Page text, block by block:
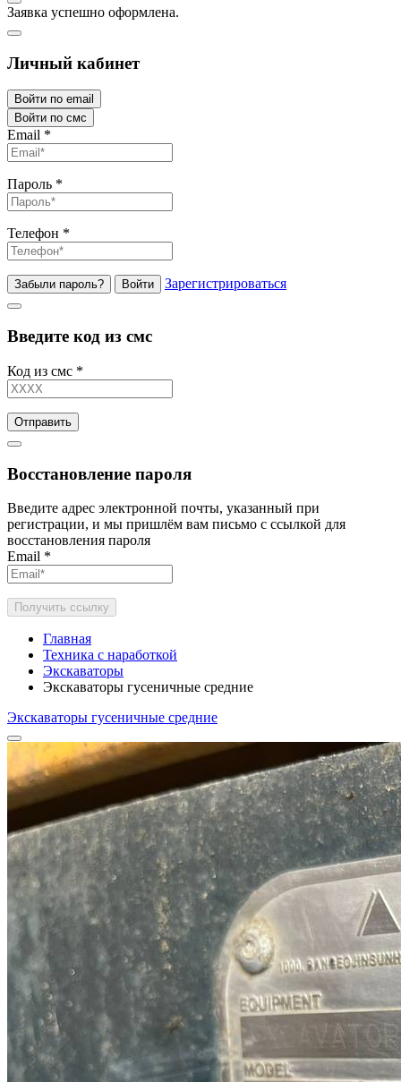
Заявка успешно оформлена.
Личный кабинет
Войти по email
Войти по смс
Email *
Пароль *
Телефон *
Забыли пароль? Войти Зарегистрироваться
Введите код из смс
Код из смс *
Отправить
Восстановление пароля
Введите адрес электронной почты, указанный при
регистрации, и мы пришлём вам письмо с ссылкой для
восстановления пароля
Email *
Получить ссылку
Главная
Техника с наработкой
Экскаваторы
Экскаваторы гусеничные средние
Экскаваторы гусеничные средние